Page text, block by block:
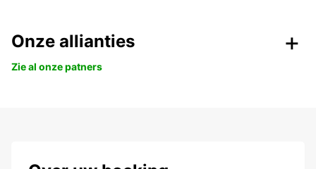
Onze allianties
Zie al onze patners